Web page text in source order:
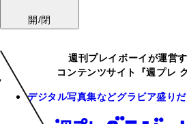
開/閉
週刊プレイボーイが運営
コンテンツサイト『週プレ
デジタル写真集などグラビア盛り